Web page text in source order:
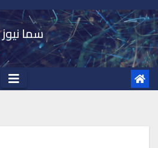
Skip
to
content
سما نيوز